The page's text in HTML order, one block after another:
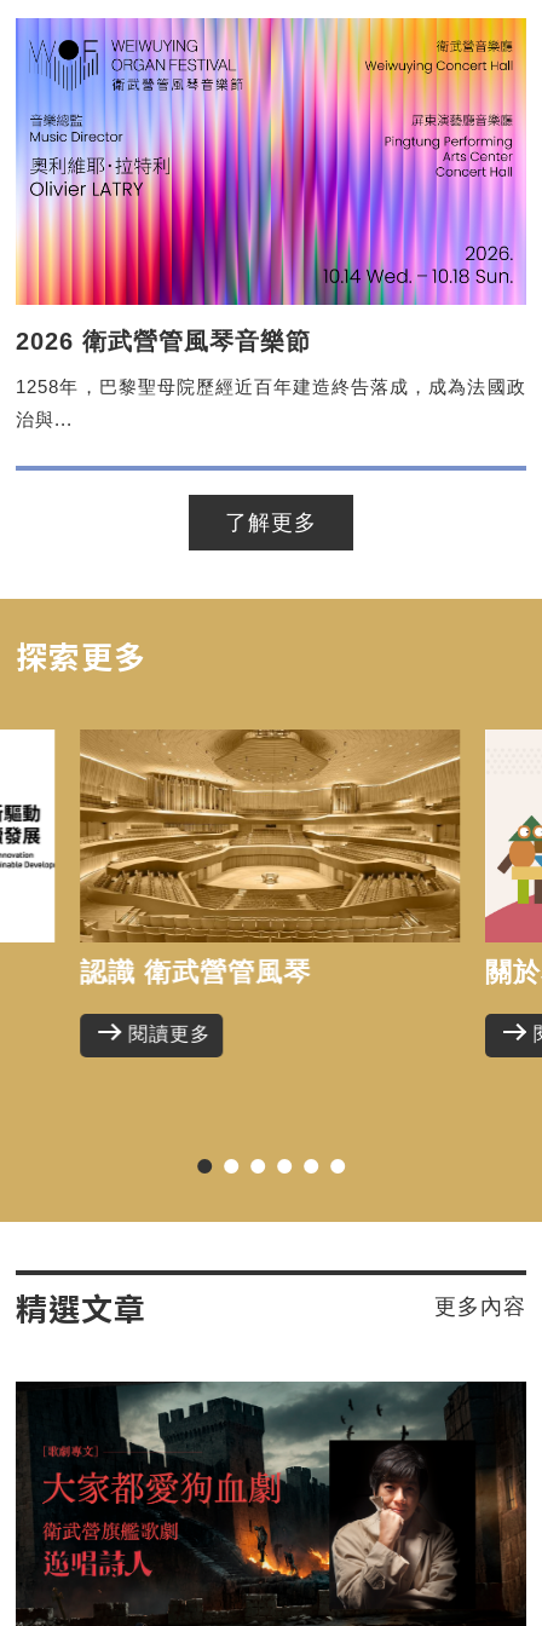
2026 衛武營管風琴音樂節
1258年，巴黎聖母院歷經近百年建造終告落成，成為法國政
治與...
了解更多
探索更多
認識 衛武營管風琴
閱讀更多
關
精選文章 更多內容